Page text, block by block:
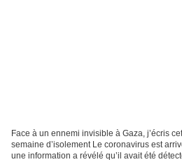
Face à un ennemi invisible à Gaza, j’écris
semaine d’isolement Le coronavirus est
une information a révélé qu’il avait été